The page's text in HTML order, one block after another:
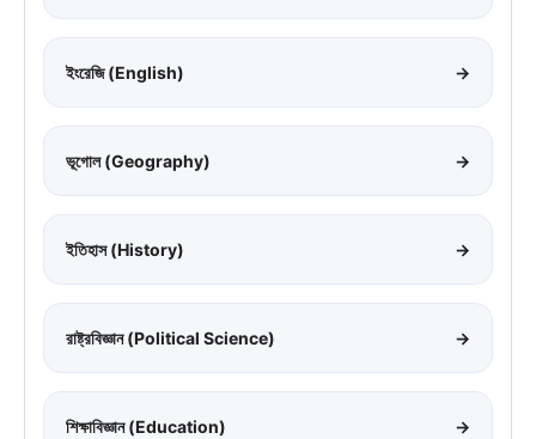
ইংরেজি (English) →
ভূগোল (Geography) →
ইতিহাস (History) →
রাষ্ট্রবিজ্ঞান (Political Science) →
শিক্ষাবিজ্ঞান (Education) →